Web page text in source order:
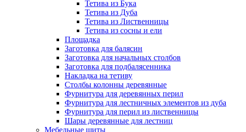
Тетива из Бука
Тетива из Дуба
Тетива из Лиственницы
Тетива из сосны и ели
Площадка
Заготовка для балясин
Заготовка для начальных столбов
Заготовка для подбалясенника
Накладка на тетиву
Столбы колонны деревянные
Фурнитура для деревянных перил
Фурнитура для лестничных элементов из дуба
Фурнитура для перил из лиственницы
Шары деревянные для лестниц
Мебельные щиты